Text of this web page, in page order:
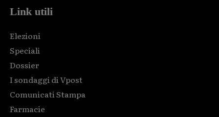
Link utili
Elezioni
Speciali
Dossier
I sondaggi di Vpost
Comunicati Stampa
Farmacie